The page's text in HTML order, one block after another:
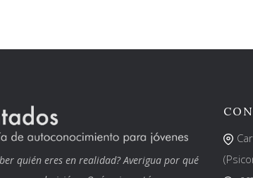
quién eres en realidad? Averigua por qué